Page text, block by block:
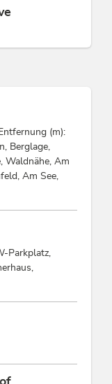
von
(m):
Berglage,
Waldnähe, Am
Am See,
Parkplatz,